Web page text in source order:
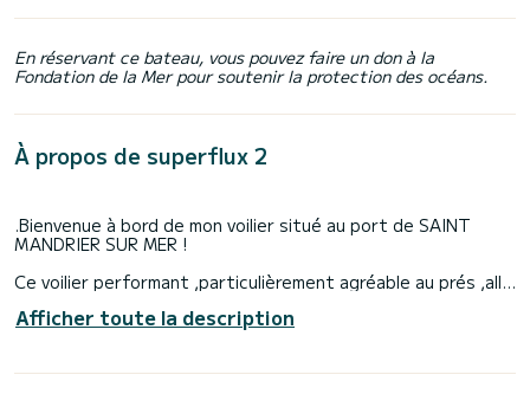
En réservant ce bateau, vous pouvez faire un don à la
Fondation de la Mer pour soutenir la protection des océans.
À propos de superflux 2
.Bienvenue à bord de mon voilier situé au port de SAINT
MANDRIER SUR MER !
Ce voilier performant ,particulièrement agréable au prés ,allie
capacité d accueil est idéale pour 4à 6 personnes
Coté équipement ,il dispose de tout le nécessaire pour une
Afficher toute la description